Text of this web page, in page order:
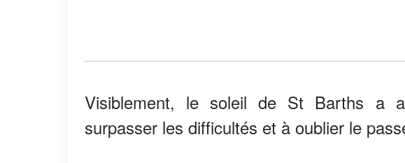
Visiblement, le soleil de St Barths a
surpasser les difficultés et à oublier le